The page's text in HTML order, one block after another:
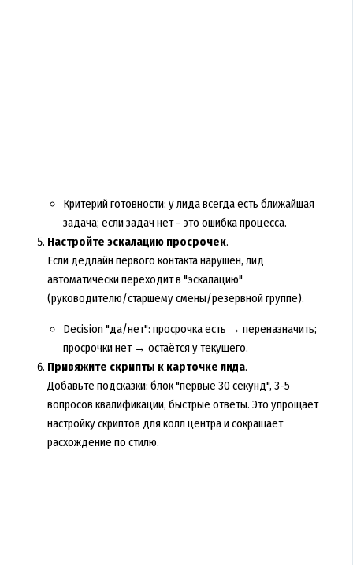
Критерий готовности: у лида всегда есть ближайшая
задача; если задач нет - это ошибка процесса.
Настройте эскалацию просрочек.
Если дедлайн первого контакта нарушен, лид
автоматически переходит в "эскалацию"
(руководителю/старшему смены/резервной группе).
Decision "да/нет": просрочка есть → переназначить;
просрочки нет → остаётся у текущего.
Привяжите скрипты к карточке лида.
Добавьте подсказки: блок "первые 30 секунд", 3-5
вопросов квалификации, быстрые ответы. Это упрощает
настройку скриптов для колл центра и сокращает
расхождение по стилю.